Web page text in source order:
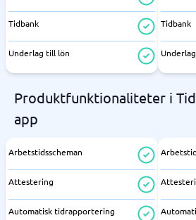
Tidbank
Underlag till lön
Tidbank
Produktfunktionaliteter i
app
Arbetstidsscheman
Attestering
Automatisk tidrapportering